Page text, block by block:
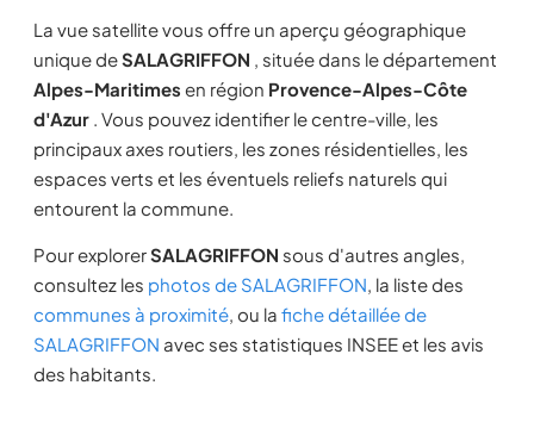
La vue satellite vous offre un aperçu géographique
unique deSALAGRIFFON , située dans le département
Alpes-Maritimes en région Provence-Alpes-Côte
d'Azur . Vous pouvez identifier le centre-ville, les
principaux axes routiers, les zones résidentielles, les
espaces verts et les éventuels reliefs naturels qui
entourent la commune.
Pour explorerSALAGRIFFON sous d'autres angles,
consultez les photos de SALAGRIFFON, la liste des
communes à proximité, ou la fiche détaillée de
SALAGRIFFON avec ses statistiques INSEE et les avis
des habitants.